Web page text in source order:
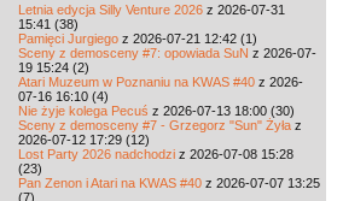
Letnia edycja Silly Venture 2026 z 2026-07-31
15:41 (38)
Pamięci Jurgiego z 2026-07-21 12:42 (1)
Sceny z demosceny #7: opowiada SuN z 2026-07-
19 15:24 (2)
Atari Muzeum w Poznaniu na KWAS #40 z 2026-
07-16 16:10 (4)
Nie żyje kolega Pecuś z 2026-07-13 18:00 (30)
Sceny z demosceny #7 - Grzegorz "Sun" Żyła z
2026-07-12 17:29 (12)
Lost Party 2026 nadchodzi z 2026-07-08 15:28
(23)
Pan Zenon i Atari na KWAS #40 z 2026-07-07 13:25
(7)